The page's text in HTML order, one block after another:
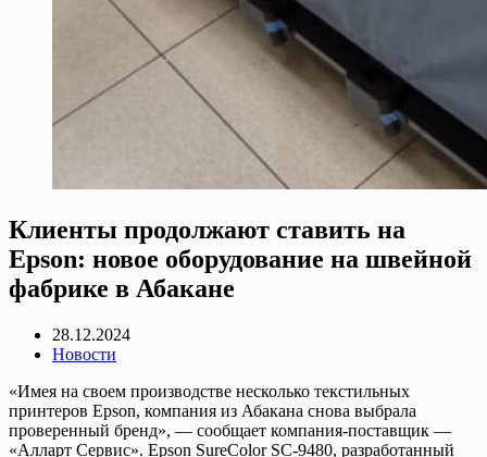
Клиенты продолжают ставить на
Epson: новое оборудование на швейной
фабрике в Абакане
28.12.2024
Новости
«Имея на своем производстве несколько текстильных
принтеров Epson, компания из Абакана снова выбрала
проверенный бренд», — сообщает компания-поставщик —
«Алларт Сервис». Epson SureColor SC-9480, разработанный